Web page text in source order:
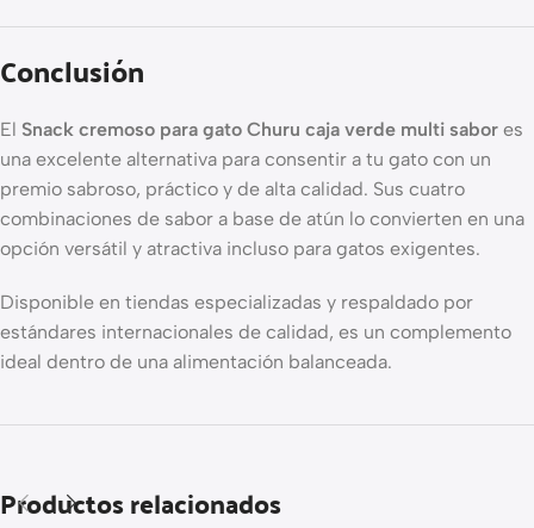
Conclusión
El Snack cremoso para gato Churu caja verde multi sabor es
una excelente alternativa para consentir a tu gato con un
premio sabroso, práctico y de alta calidad. Sus cuatro
combinaciones de sabor a base de atún lo convierten en una
opción versátil y atractiva incluso para gatos exigentes.
Disponible en tiendas especializadas y respaldado por
estándares internacionales de calidad, es un complemento
ideal dentro de una alimentación balanceada.
Productos relacionados